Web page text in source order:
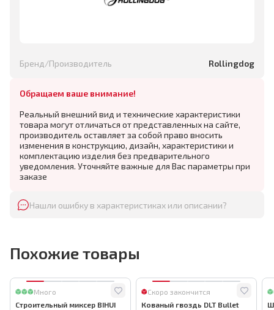
Бренд/Производитель Rollingdog
Обращаем ваше внимание!
Реальный внешний вид и технические характеристики
товара могут отличаться от представленных на сайте,
производитель оставляет за собой право вносить
изменения в конструкцию, дизайн, характеристики и
комплектацию изделия без предварительного
уведомления. Уточняйте важные для Вас параметры при
заказе
Нашли ошибку в характеристиках или описании?
Похожие товары
Много
Строительный миксер BIHUI
Скоро закончится
Кованый гвоздь DLT Bullet